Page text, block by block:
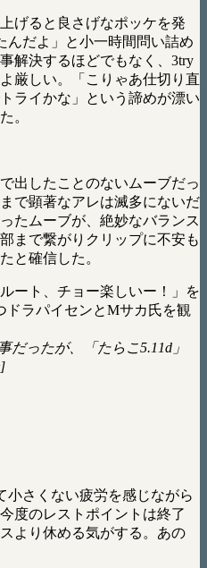
げると良さげなポッケを発
んだよ」と小一時間問い詰め
解決するほどでもなく、3try
厳しい。「こりゃあ仕切り直
ライかな」という諦めが漂い
。
出したことのないムーブだっ
で顕著なアレは滅多にないだ
たムーブが、絶妙なバランス
まで繋がりクリップに不安も
と確信した。
ート、チョー楽しいー！」を
ドラパイセンとMサカ氏を観
だったが、「たらこ5.11d」
小さくない疲労を感じながら
度のレストポイントは終了
より休める気がする。あの